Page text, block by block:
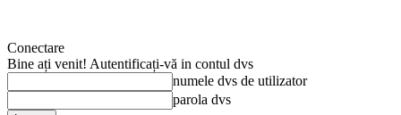
Conectare
Bine ați venit! Autentificați-vă in contul dvs
numele dvs de utilizator
parola dvs